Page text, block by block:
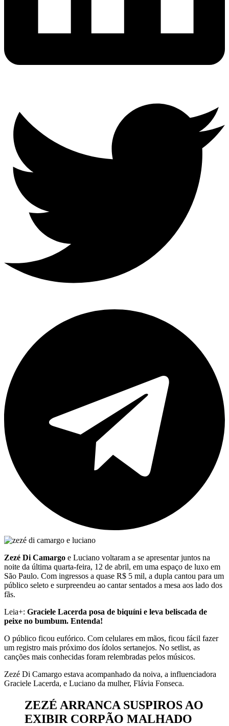
Zezé Di Camargo e Luciano voltaram a se apresentar juntos na
noite da última quarta-feira, 12 de abril, em uma espaço de luxo em
São Paulo. Com ingressos a quase R$ 5 mil, a dupla cantou para um
público seleto e surpreendeu ao cantar sentados a mesa aos lado dos
fãs.
Leia+: Graciele Lacerda posa de biquíni e leva beliscada de
peixe no bumbum. Entenda!
O público ficou eufórico. Com celulares em mãos, ficou fácil fazer
um registro mais próximo dos ídolos sertanejos. No setlist, as
canções mais conhecidas foram relembradas pelos músicos.
Zezé Di Camargo estava acompanhado da noiva, a influenciadora
Graciele Lacerda, e Luciano da mulher, Flávia Fonseca.
ZEZÉ ARRANCA SUSPIROS AO
EXIBIR CORPÃO MALHADO